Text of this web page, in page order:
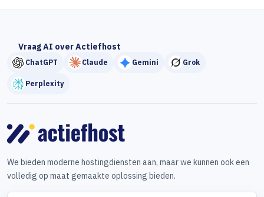
Vraag AI over Actiefhost
ChatGPT Claude Gemini Grok
Perplexity
We bieden moderne hostingdiensten aan, maar we kunnen ook een
volledig op maat gemaakte oplossing bieden.